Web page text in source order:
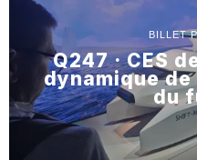
BILLET
Q247 · CES
dynamique
du